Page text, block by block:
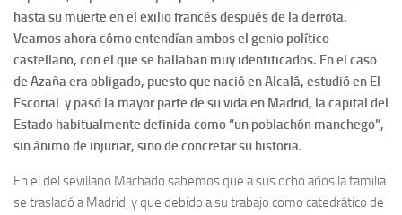
Izquierda Republicana. Galicia
Archivo histórico
Archivo
Archivo Documental
Cronología fundamental de Manuel Azaña
hasta su muerte en el exilio francés después de la derrota.
Veamos ahora cómo entendían ambos el genio político
castellano, con el que se hallaban muy identificados. En el caso
de Azaña era obligado, puesto que nació en Alcalá, estudió en El
Escorial y pasó la mayor parte de su vida en Madrid, la capital del
Estado habitualmente definida como “un poblachón manchego”,
sin ánimo de injuriar, sino de concretar su historia.
En el del sevillano Machado sabemos que a sus ocho años la familia
se trasladó a Madrid, y que debido a su trabajo como catedrático de